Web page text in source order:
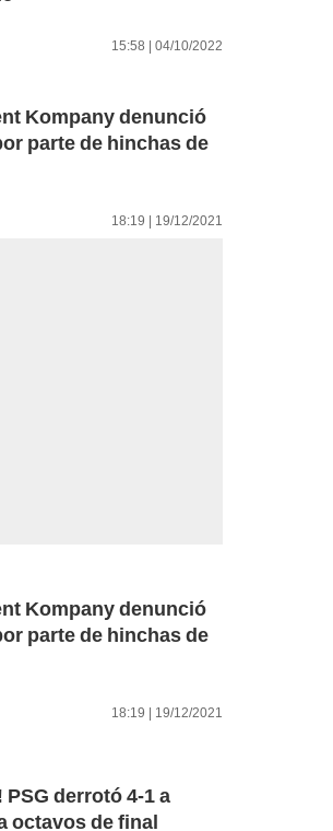
15:58 | 04/10/2022
Kompany denunció
parte de hinchas de
18:19 | 19/12/2021
Kompany denunció
parte de hinchas de
18:19 | 19/12/2021
PSG derrotó 4-1 a
octavos de final